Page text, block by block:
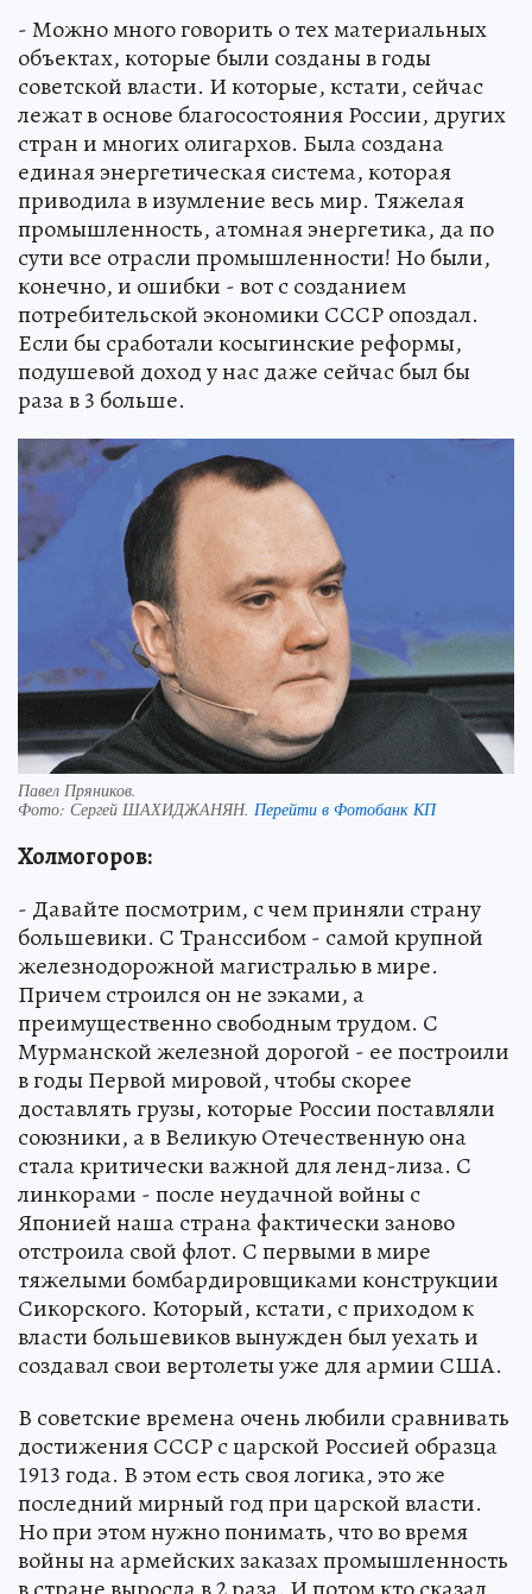
- Можно много говорить о тех материальных
объектах, которые были созданы в годы
советской власти. И которые, кстати, сейчас
лежат в основе благосостояния России, других
стран и многих олигархов. Была создана
единая энергетическая система, которая
приводила в изумление весь мир. Тяжелая
промышленность, атомная энергетика, да по
сути все отрасли промышленности! Но были,
конечно, и ошибки - вот с созданием
потребительской экономики СССР опоздал.
Если бы сработали косыгинские реформы,
подушевой доход у нас даже сейчас был бы
раза в 3 больше.
Павел Пряников.
Фото: Сергей ШАХИДЖАНЯН. Перейти в Фотобанк КП
Холмогоров:
- Давайте посмотрим, с чем приняли страну
большевики. С Транссибом - самой крупной
железнодорожной магистралью в мире.
Причем строился он не зэками, а
преимущественно свободным трудом. С
Мурманской железной дорогой - ее построили
в годы Первой мировой, чтобы скорее
доставлять грузы, которые России поставляли
союзники, а в Великую Отечественную она
стала критически важной для ленд-лиза. С
линкорами - после неудачной войны с
Японией наша страна фактически заново
отстроила свой флот. С первыми в мире
тяжелыми бомбардировщиками конструкции
Сикорского. Который, кстати, с приходом к
власти большевиков вынужден был уехать и
создавал свои вертолеты уже для армии США.
В советские времена очень любили сравнивать
достижения СССР с царской Россией образца
1913 года. В этом есть своя логика, это же
последний мирный год при царской власти.
Но при этом нужно понимать, что во время
войны на армейских заказах промышленность